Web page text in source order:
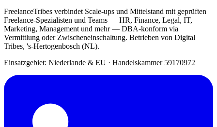
FreelanceTribes verbindet Scale-ups und Mittelstand mit geprüften
Freelance-Spezialisten und Teams — HR, Finance, Legal, IT,
Marketing, Management und mehr — DBA-konform via
Vermittlung oder Zwischeneinschaltung. Betrieben von Digital
Tribes, 's-Hertogenbosch (NL).
Einsatzgebiet: Niederlande & EU · Handelskammer 59170972